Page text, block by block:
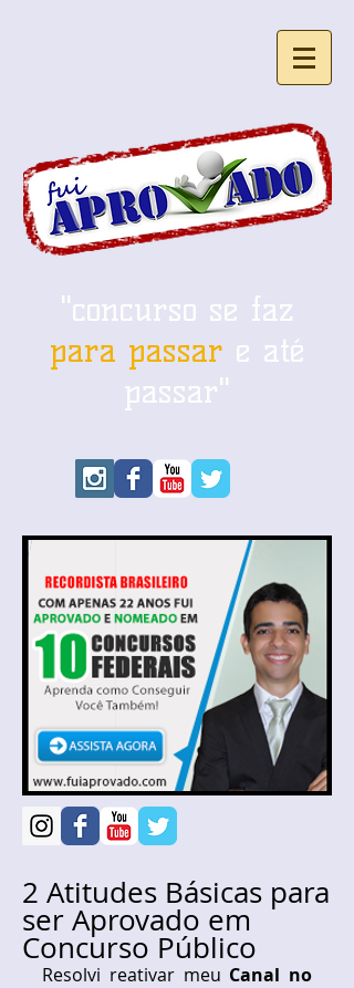
"concurso se faz
para passar e até
passar"
2 Atitudes Básicas para
ser Aprovado em
Concurso Público
Resolvi reativar meu Canal no